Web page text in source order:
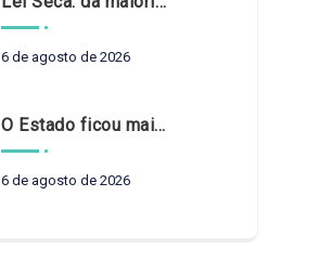
6 de agosto de 2026
O Estado ficou mais complexo. O controle precisa acompanhar
6 de agosto de 2026